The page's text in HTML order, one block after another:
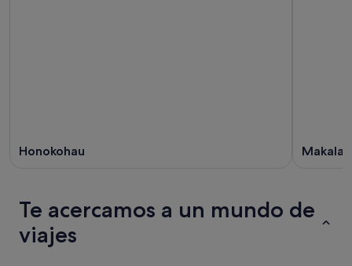
Honokohau
Te acercamos a un mundo de
viajes